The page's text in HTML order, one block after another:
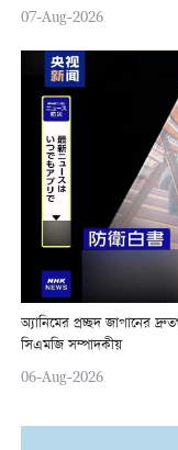
07-Aug-2026
অ্যানিমের প্রচ্ছদ জাপানের
সিএমজি সম্পাদকীয়
06-Aug-2026